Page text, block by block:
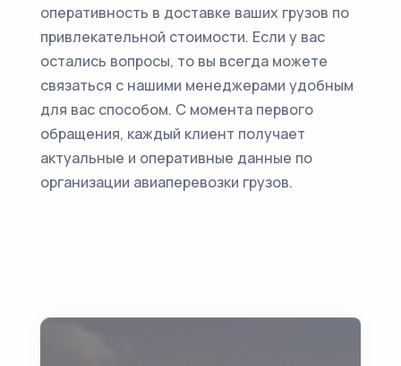
оперативность в доставке ваших грузов по
привлекательной стоимости. Если у вас
остались вопросы, то вы всегда можете
связаться с нашими менеджерами удобным
для вас способом. С момента первого
обращения, каждый клиент получает
актуальные и оперативные данные по
организации авиаперевозки грузов.